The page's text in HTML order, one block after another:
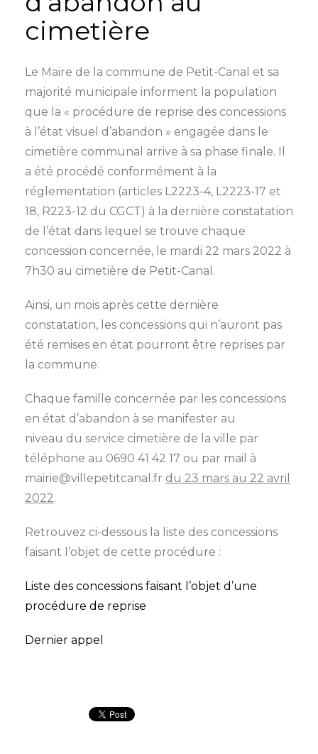
cimetière
Le Maire de la commune de Petit-Canal et sa
majorité municipale informent la population
que la « procédure de reprise des concessions
à l’état visuel d’abandon » engagée dans le
cimetière communal arrive à sa phase finale. Il
a été procédé conformément à la
réglementation (articles L2223-4, L2223-17 et
18, R223-12 du CGCT) à la dernière constatation
de l’état dans lequel se trouve chaque
concession concernée, le mardi 22 mars 2022 à
7h30 au cimetière de Petit-Canal.
Ainsi, un mois après cette dernière
constatation, les concessions qui n’auront pas
été remises en état pourront être reprises par
la commune.
Chaque famille concernée par les concessions
en état d’abandon à se manifester au
niveau du service cimetière de la ville par
téléphone au 0690 41 42 17 ou par mail à
mairie@villepetitcanal.fr du 23 mars au 22 avril
2022.
Retrouvez ci-dessous la liste des concessions
faisant l’objet de cette procédure :
Liste des concessions faisant l’objet d’une
procédure de reprise
Dernier appel